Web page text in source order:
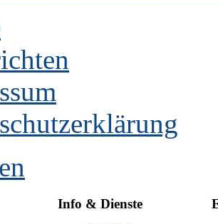
Info & Dienste